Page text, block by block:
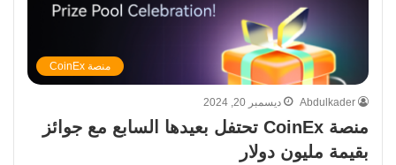
منصة CoinEx
Abdulkader ديسمبر 20, 2024
منصة CoinEx تحتفل بعيدها السابع مع جوائز
بقيمة مليون دولار